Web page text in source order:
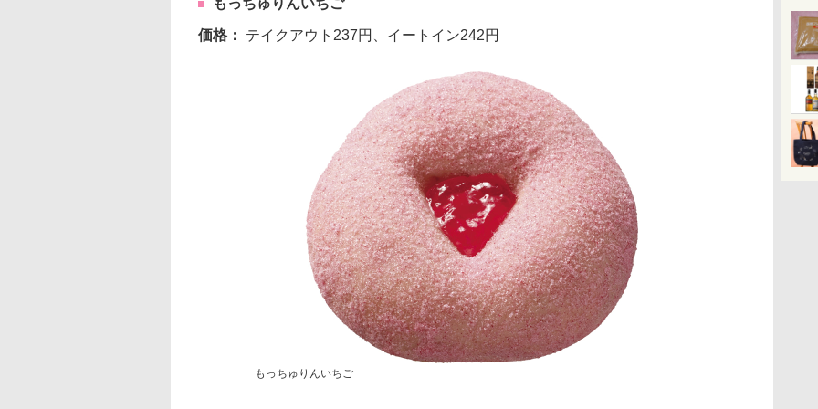
もっちゅりんいちご
価格： テイクアウト237円、イートイン242円
もっちゅりんいちご